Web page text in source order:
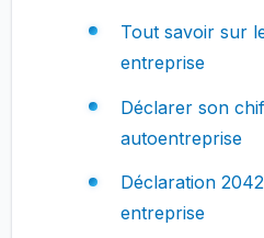
Tout savoir sur
entreprise
Déclarer son
autoentreprise
Déclaration
entreprise